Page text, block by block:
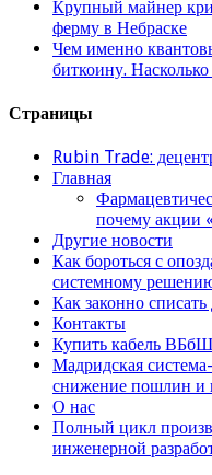
Крупный майнер
ферму в Небраске
Чем именно
биткоину.
Страницы
Rubin Trade:
Главная
почему акции
Другие новости
Как бороться с
системному
Как законно
Контакты
Купить кабель
Мадридская
снижение пошлин и
О нас
Полный цикл
инженерной